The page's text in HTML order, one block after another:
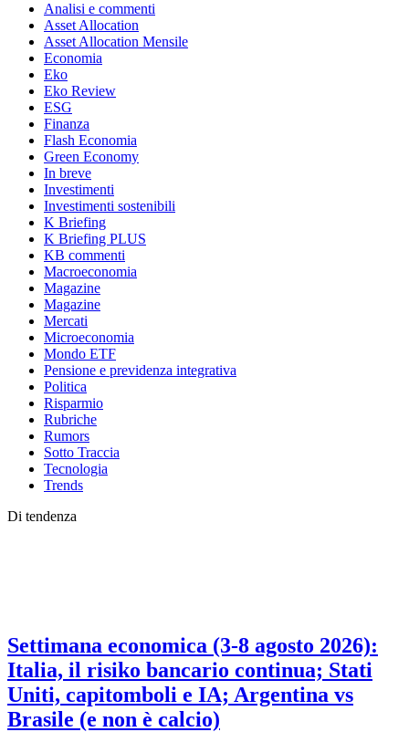
Analisi e commenti
Asset Allocation
Asset Allocation Mensile
Economia
Eko
Eko Review
ESG
Finanza
Flash Economia
Green Economy
In breve
Investimenti
Investimenti sostenibili
K Briefing
K Briefing PLUS
KB commenti
Macroeconomia
Magazine
Magazine
Mercati
Microeconomia
Mondo ETF
Pensione e previdenza integrativa
Politica
Risparmio
Rubriche
Rumors
Sotto Traccia
Tecnologia
Trends
Di tendenza
Settimana economica (3-8 agosto 2026):
Italia, il risiko bancario continua; Stati
Uniti, capitomboli e IA; Argentina vs
Brasile (e non è calcio)